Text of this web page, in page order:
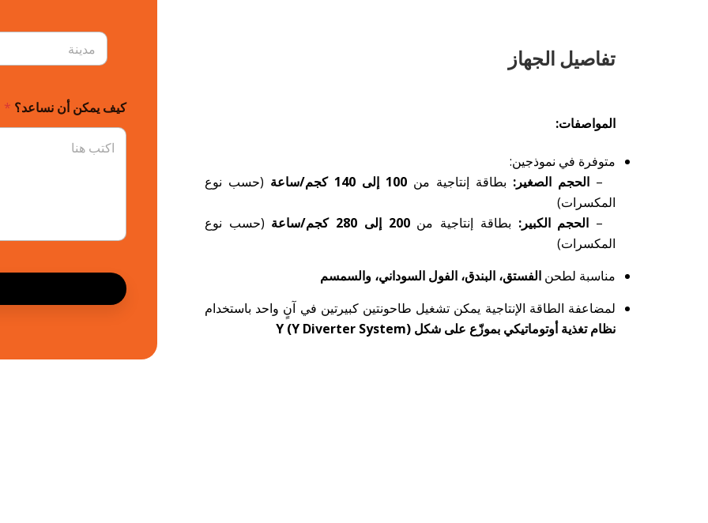
تفاصيل الجهاز
المواصفات:
متوفرة في نموذجين:
– الحجم الصغير: بطاقة إنتاجية من 100 إلى 140 كجم/ساعة
(حسب نوع
المكسرات)
– الحجم الكبير: بطاقة إنتاجية من200 إلى 280 كجم/ساعة
(حسب نوع
المكسرات)
مناسبة لطحن الفستق، البندق، الفول السوداني، والسمسم
لمضاعفة الطاقة الإنتاجية يمكن تشغيل طاحونتين كبيرتين في آنٍ واحد باستخدام
نظام تغذية أوتوماتيكي بموزّع على شكل Y (Y Diverter System)
كيف يمكن أن نساعد؟ *